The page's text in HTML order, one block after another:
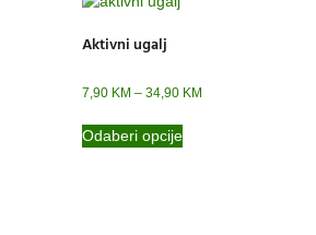
Aktivni ugalj
7,90 KM – 34,90 KM
Odaberi opcije